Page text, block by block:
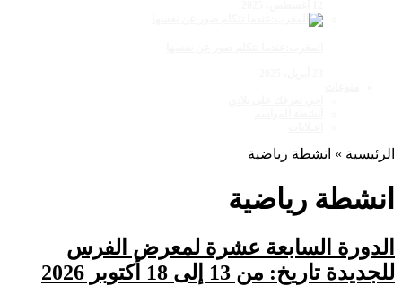
الرئيسية » انشطة رياضية
انشطة رياضية
الدورة السابعة عشرة لمعرض الفرس
للجديدة تاريخ: من 13 إلى 18 أكتوبر 2026